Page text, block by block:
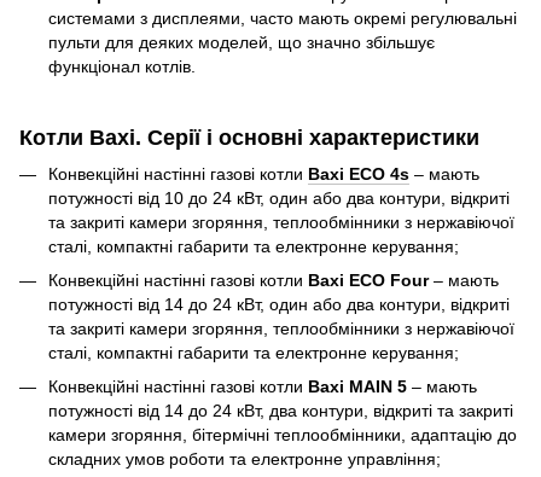
системами з дисплеями, часто мають окремі регулювальні
пульти для деяких моделей, що значно збільшує
функціонал котлів.
Котли Baxi. Серії і основні характеристики
Конвекційні настінні газові котли Baxi ECO 4s – мають
потужності від 10 до 24 кВт, один або два контури, відкриті
та закриті камери згоряння, теплообмінники з нержавіючої
сталі, компактні габарити та електронне керування;
Конвекційні настінні газові котли Baxi ECO Four– мають
потужності від 14 до 24 кВт, один або два контури, відкриті
та закриті камери згоряння, теплообмінники з нержавіючої
сталі, компактні габарити та електронне керування;
Конвекційні настінні газові котли Baxi MAIN 5 – мають
потужності від 14 до 24 кВт, два контури, відкриті та закриті
камери згоряння, бітермічні теплообмінники, адаптацію до
складних умов роботи та електронне управління;